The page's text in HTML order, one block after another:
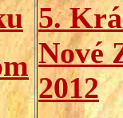
5.
Nové
2012